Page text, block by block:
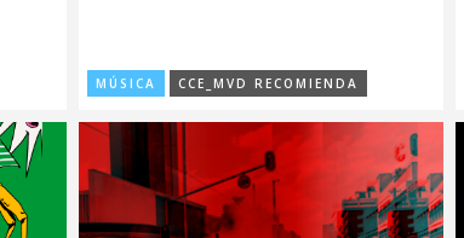
MÚSICA CCE_MVD RECOMIENDA